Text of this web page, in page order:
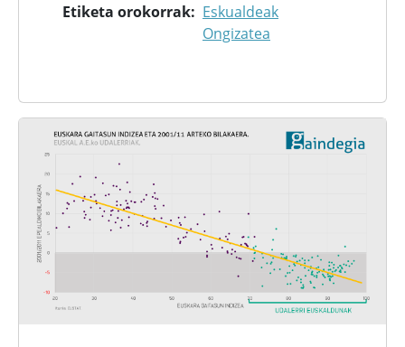
Etiketa orokorrak
Eskualdeak
Ongizatea